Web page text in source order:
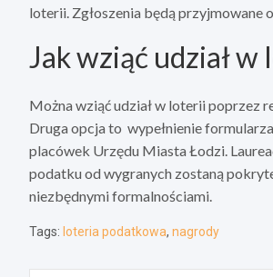
loterii. Zgłoszenia będą przyjmowane
Jak wziąć udział w
Można wziąć udział w loterii poprzez
Druga opcja to wypełnienie
placówek Urzędu Miasta Łodzi.
podatku od wygranych zostaną
niezbędnymi formalnościami.
Tags: loteria podatkowa, nagrody